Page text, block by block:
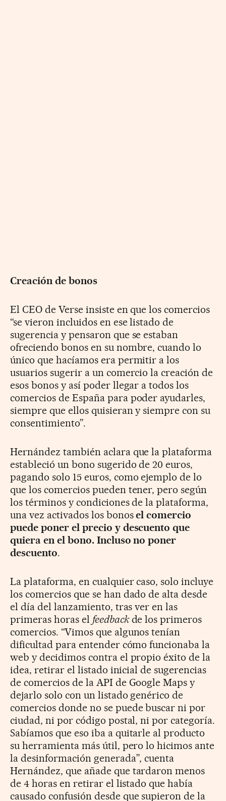
Creación de bonos
El CEO de Verse insiste en que los comercios
“se vieron incluidos en ese listado de
sugerencia y pensaron que se estaban
ofreciendo bonos en su nombre, cuando lo
único que hacíamos era permitir a los
usuarios sugerir a un comercio la creación de
esos bonos y así poder llegar a todos los
comercios de España para poder ayudarles,
siempre que ellos quisieran y siempre con su
consentimiento”.
Hernández también aclara que la plataforma
estableció un bono sugerido de 20 euros,
pagando solo 15 euros, como ejemplo de lo
que los comercios pueden tener, pero según
los términos y condiciones de la plataforma,
una vez activados los bonosel comercio
puede poner el precio y descuento que
quiera en el bono. Incluso no poner
descuento.
La plataforma, en cualquier caso, solo incluye
los comercios que se han dado de alta desde
el día del lanzamiento, tras ver en las
primeras horas el feedbackde los primeros
comercios. “Vimos que algunos tenían
dificultad para entender cómo funcionaba la
web y decidimos contra el propio éxito de la
idea, retirar el listado inicial de sugerencias
de comercios de la API de Google Maps y
dejarlo solo con un listado genérico de
comercios donde no se puede buscar ni por
ciudad, ni por código postal, ni por categoría.
Sabíamos que eso iba a quitarle al producto
su herramienta más útil, pero lo hicimos ante
la desinformación generada”, cuenta
Hernández, que añade que tardaron menos
de 4 horas en retirar el listado que había
causado confusión desde que supieron de la